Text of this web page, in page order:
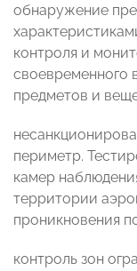
обнаружение
контроля и
своевременного
предметов и
периметр.
камер
территории
проникновения
контроль зон